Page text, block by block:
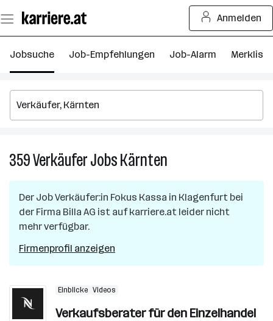
Seiteninhalt
springen
Anmelden
Jobsuche Job-Empfehlungen Job-Alarm Merkliste
359VerkäuferJobsKärnten
in
Kärnten
Der JobVerkäufer:in Fokus Kassa in Klagenfurt bei
der Firma Billa AG ist auf karriere.at leider nicht
mehr verfügbar.
Firmenprofil anzeigen
Einblicke Videos
Verkaufsberater für den Einzelhandel